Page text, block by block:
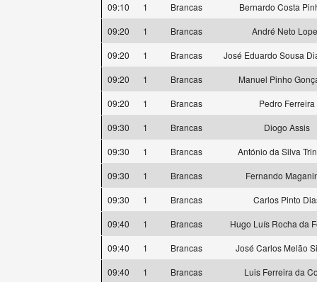
09:10
1 Brancas
Bernardo Costa
09:20
1 Brancas
André Neto
09:20
1 Brancas
José Eduardo Sousa
09:20
1 Brancas
Manuel Pinho
09:20
1 Brancas
Pedro Ferreira
09:30
1 Brancas
Diogo Assis
09:30
1 Brancas
António da Silva
09:30
1 Brancas
Fernando
09:30
1 Brancas
Carlos Pinto
09:40
1 Brancas
Hugo Luís Rocha da
09:40
1 Brancas
José Carlos Melão
09:40
1 Brancas
Luis Ferreira da